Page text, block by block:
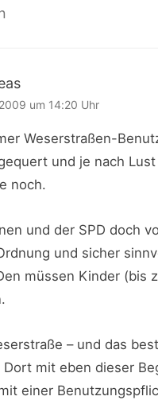
um 14:20 Uhr
Weserstraßen-
und je nach
noch.
und der SPD doch
und sicher
müssen Kinder (bis
– und das
Dort mit eben dieser
einer